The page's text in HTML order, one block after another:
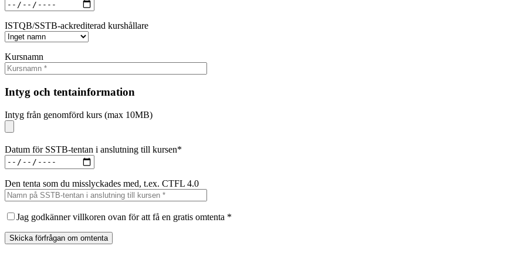
ISTQB/SSTB-ackrediterad kurshållare
Kursnamn
Intyg och tentainformation
Intyg från genomförd kurs (max 10MB)
Datum för SSTB-tentan i anslutning till kursen*
Den tenta som du misslyckades med, t.ex. CTFL 4.0
Jag godkänner villkoren ovan för att få en gratis omtenta *